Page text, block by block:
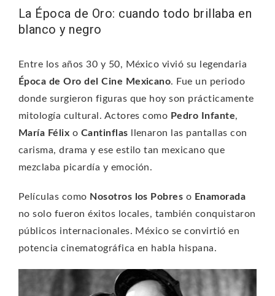
La Época de Oro: cuando todo brillaba en
blanco y negro
Entre los años 30 y 50, México vivió su legendaria
Época de Oro del Cine Mexicano. Fue un periodo
donde surgieron figuras que hoy son prácticamente
mitología cultural. Actores como Pedro Infante,
María Félix o Cantinflas llenaron las pantallas con
carisma, drama y ese estilo tan mexicano que
mezclaba picardía y emoción.
Películas como Nosotros los Pobres o Enamorada
no solo fueron éxitos locales, también conquistaron
públicos internacionales. México se convirtió en
potencia cinematográfica en habla hispana.